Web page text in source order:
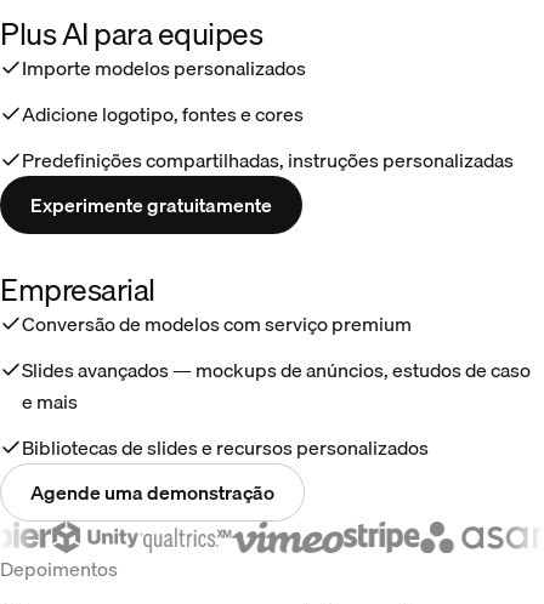
Plus AI para equipes
Importe modelos personalizados
Adicione logotipo, fontes e cores
Predefinições compartilhadas, instruções personalizadas
Experimente gratuitamente
Empresarial
Conversão de modelos com serviço premium
Slides avançados — mockups de anúncios, estudos de caso
e mais
Bibliotecas de slides e recursos personalizados
Agende uma demonstração
Depoimentos